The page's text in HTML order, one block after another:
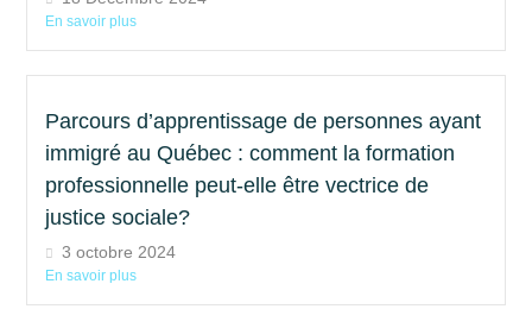
En savoir plus
Parcours d’apprentissage de personnes ayant
immigré au Québec : comment la formation
professionnelle peut-elle être vectrice de
justice sociale?
3 octobre 2024
En savoir plus